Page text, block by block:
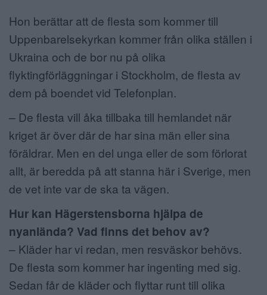
Hon berättar att de flesta som kommer till
Uppenbarelsekyrkan kommer från olika ställen i
Ukraina och de bor nu på olika
flyktingförläggningar i Stockholm, de flesta av
dem på boendet vid Telefonplan.
– De flesta vill åka tillbaka till hemlandet när
kriget är över där de har sina män eller sina
föräldrar. Men en del unga eller de som förlorat
allt, är beredda på att stanna här i Sverige, men
de vet inte var de ska ta vägen.
Hur kan Hägerstensborna hjälpa de
nyanlända? Vad finns det behov av?
– Kläder har vi redan, men resväskor behövs.
De flesta som kommer har ingenting med sig.
Sedan får de kläder och flyttar runt till olika